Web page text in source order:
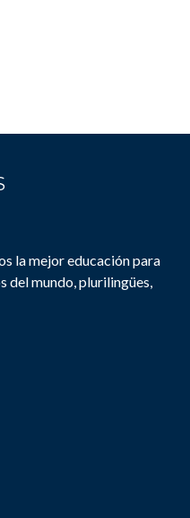
la mejor educación para
del mundo, plurilingües,